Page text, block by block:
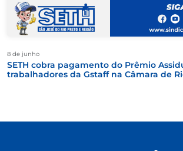
8 de junho
SETH cobra pagamento do Prêmio
trabalhadores da Gstaff na Câmara de